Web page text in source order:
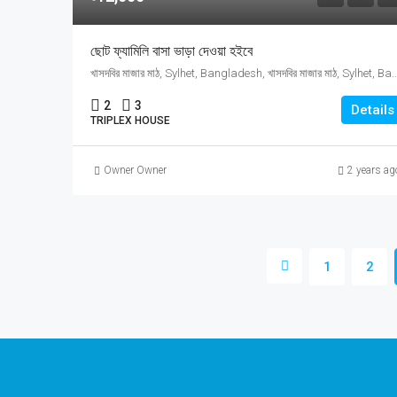
ছোট ফ্যামিলি বাসা ভাড়া দেওয়া হইবে
খাসদবির মাজার মাঠ, Sylhet, Bangladesh, খাসদবির মাজার মাঠ, Sylhet, Bangladesh, Sylhet, Sylhet Division
2 3
TRIPLEX HOUSE
Details
Owner Owner 2 years
1 2